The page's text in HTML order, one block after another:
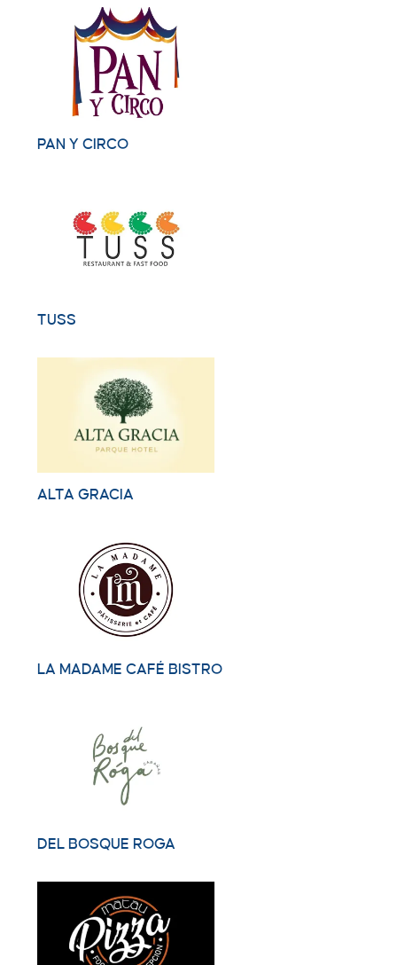
PAN Y CIRCO
TUSS
ALTA GRACIA
LA MADAME CAFÉ BISTRO
DEL BOSQUE ROGA